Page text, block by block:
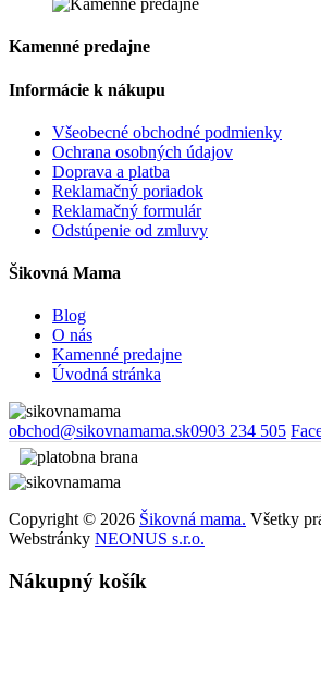
Kamenné predajne
Informácie k nákupu
Všeobecné obchodné podmienky
Ochrana osobných údajov
Doprava a platba
Reklamačný poriadok
Reklamačný formulár
Odstúpenie od zmluvy
Šikovná Mama
Blog
O nás
Kamenné predajne
Úvodná stránka
obchod@sikovnamama.sk0903 234 505
Copyright © 2026 Šikovná mama. Všetky
Webstránky NEONUS s.r.o.
Nákupný košík